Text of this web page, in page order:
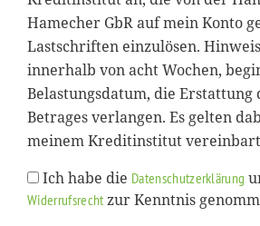
Hamecher GbR auf mein Konto
Lastschriften einzulösen.
innerhalb von acht Wochen,
Belastungsdatum, die Erstattung
Betrages verlangen. Es gelten
meinem Kreditinstitut
Ich habe die Datenschutzerklärung
Widerrufsrechtzur Kenntnis